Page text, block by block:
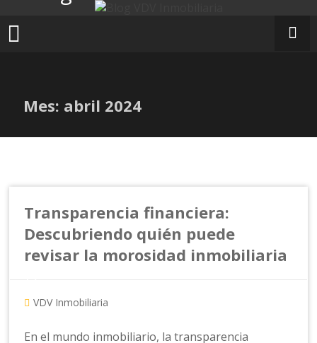
contenido
Mes: abril 2024
Transparencia financiera:
Descubriendo quién puede
revisar la morosidad inmobiliaria
VDV Inmobiliaria
En el mundo inmobiliario, la transparencia